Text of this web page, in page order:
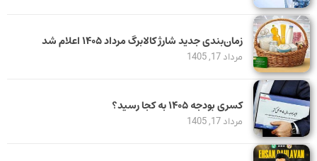
زمان‌بندی جدید شارژ کالابرگ مرداد ۱۴۰۵ اعلام شد
مرداد 17, 1405
کسری بودجه ۱۴۰۵ به کجا رسید؟
مرداد 17, 1405